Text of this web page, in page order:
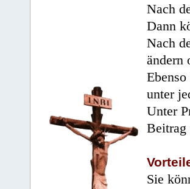
Nach
Dann
Nach
ändern
unter
Unter
Beitrag
Sie